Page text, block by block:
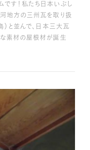
です！私たち日本いぶし
地方の三州瓦を取り扱
）と並んで、日本三大瓦
素材の屋根材が誕生